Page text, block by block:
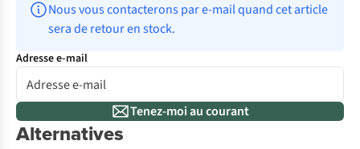
Nous vous contacterons par e-mail quand cet article
sera de retour en stock.
Adresse e-mail
Tenez-moi au courant
Alternatives